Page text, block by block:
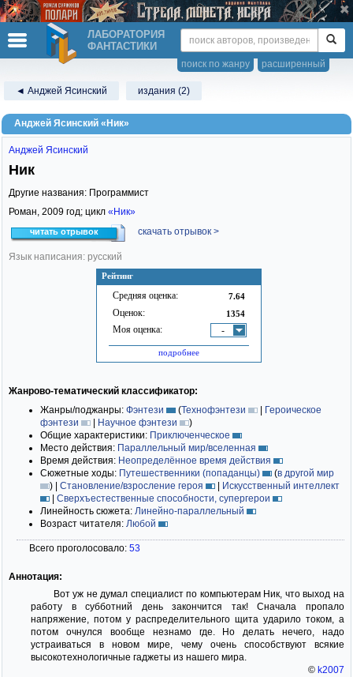
ЛАБОРАТОРИЯ
ФАНТАСТИКИ
расширенный
поиск по жанру
◄ Анджей Ясинский издания (2)
Анджей Ясинский «Ник»
Рейтинг
Средняя оценка: 7.64
Оценок: 1354
Моя оценка: -
подробнее
Анджей Ясинский
Ник
Другие названия: Программист
Роман, 2009 год; цикл «Ник»
читать отрывок скачать отрывок >
Язык написания: русский
Жанрово-тематический классификатор:
Жанры/поджанры: Фэнтези (Технофэнтези | Героическое
фэнтези
| Научное фэнтези
)
Общие характеристики: Приключенческое
Место действия: Параллельный мир/вселенная
Время действия: Неопределённое время действия
Сюжетные ходы: Путешественники (попаданцы) (в другой мир
) | Становление/взросление героя | Искусственный интеллект
| Сверхъестественные способности, супергерои
Линейность сюжета: Линейно-параллельный
Возраст читателя: Любой
Всего проголосовало: 53
Аннотация:
Вот уж не думал специалист по компьютерам Ник, что выход на
работу в субботний день закончится так! Сначала пропало
напряжение, потом у распределительного щита ударило током, а
потом очнулся вообще незнамо где. Но делать нечего, надо
устраиваться в новом мире, чему очень способствуют всякие
высокотехнологичные гаджеты из нашего мира.
© k2007